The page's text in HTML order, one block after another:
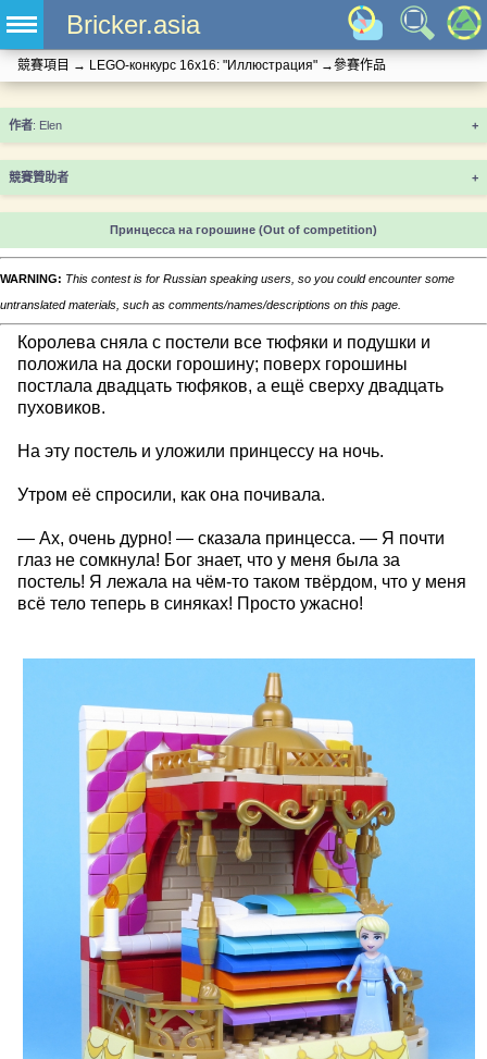
Bricker.asia
競賽項目 → LEGO-конкурс 16x16: "Иллюстрация" →參賽作品
+
競賽贊助者 +
Принцесса на горошине (Out of competition)
WARNING: This contest is for Russian speaking users, so you could encounter some
untranslated materials, such as comments/names/descriptions on this page.
Королева сняла с постели все тюфяки и подушки и
положила на доски горошину; поверх горошины
постлала двадцать тюфяков, а ещё сверху двадцать
пуховиков.
На эту постель и уложили принцессу на ночь.
Утром её спросили, как она почивала.
— Ах, очень дурно! — сказала принцесса. — Я почти
глаз не сомкнула! Бог знает, что у меня была за
постель! Я лежала на чём-то таком твёрдом, что у меня
всё тело теперь в синяках! Просто ужасно!